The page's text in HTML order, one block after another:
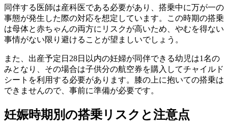
同伴する医師は産科医である必要があり、搭乗中に万が一の
事態が発生した際の対応を想定しています。この時期の搭乗
は母体と赤ちゃんの両方にリスクが高いため、やむを得ない
事情がない限り避けることが望ましいでしょう。
また、出産予定日28日以内の妊婦が同伴できる幼児は1名の
みとなり、その場合は子供分の航空券を購入してチャイルド
シートを利用する必要があります。膝の上に抱いての搭乗は
できませんので、事前に準備が必要です。
妊娠時期別の搭乗リスクと注意点